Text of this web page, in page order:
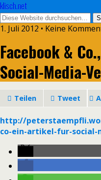
klisch.net
1. Juli 2012 • Keine
Facebook &
Social-Media-
Teilen Tweet
http://
co-ein-artikel-fur-